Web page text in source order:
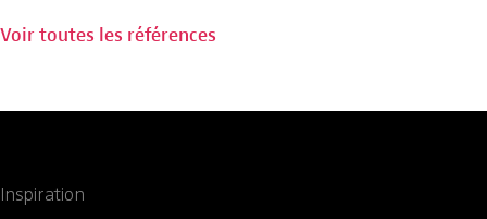
Voir toutes les références
Inspiration